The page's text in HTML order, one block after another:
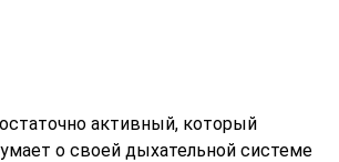
активный, который
о своей дыхательной системе